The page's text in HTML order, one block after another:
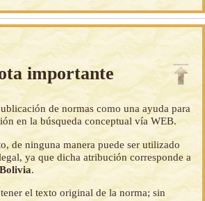
importante
de normas como una ayuda para
en la búsqueda conceptual vía WEB.
de ninguna manera puede ser utilizado
ya que dicha atribución corresponde a
.
el texto original de la norma; sin